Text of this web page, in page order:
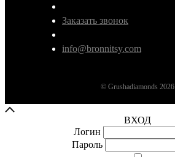
Заказать звонок
info@bronnitsy.com
© Grushadiamonds 2026
ВХОД
Логин
Пароль